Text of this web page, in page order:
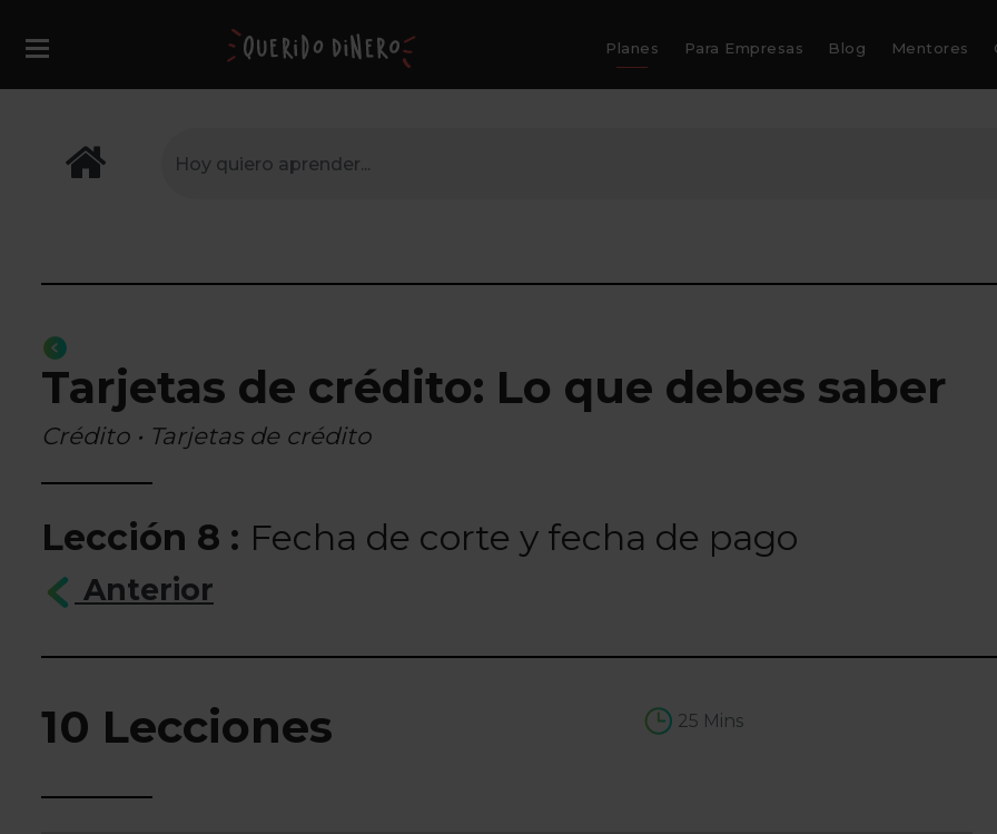
Planes Para Empresas Blog Mentores
Tarjetas de crédito: Lo que debes saber
Crédito • Tarjetas de crédito
Lección 8 : Fecha de corte y fecha de pago
Anterior
10 Lecciones 25 Mins